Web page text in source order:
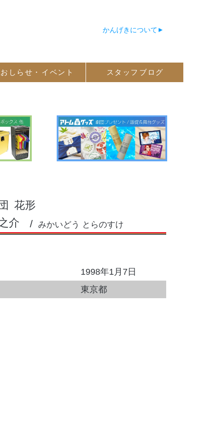
かんげきについて
おしらせ・ イベント スタッフ ブログ
花形
介
みかいどう とらのすけ
1998年1月7日
東京都